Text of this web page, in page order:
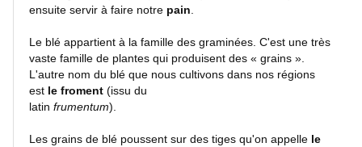
Fleurs
macros
Fleurs
ensuite servir à faire notre pain.
Le blé appartient à la famille des graminées. C'est une très
vaste famille de plantes qui produisent des « grains ».
L'autre nom du blé que nous cultivons dans nos régions
est le froment (issu du
latin frumentum).
Les grains de blé poussent sur des tiges qu'on appelle le